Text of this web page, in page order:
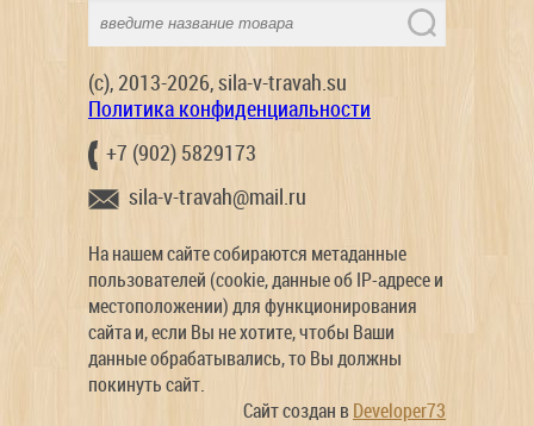
(c), 2013-2026, sila-v-travah.su
Политика конфиденциальности
+7 (902) 5829173
sila-v-travah@mail.ru
На нашем сайте собираются метаданные
пользователей (cookie, данные об IP-адресе и
местоположении) для функционирования
сайта и, если Вы не хотите, чтобы Ваши
данные обрабатывались, то Вы должны
покинуть сайт.
Сайт создан вDeveloper73